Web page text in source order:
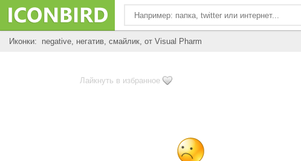
Иконки: negative, негатив, смайлик, от Visual Pharm
Лайкнуть в избранное